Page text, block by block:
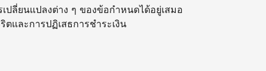
ปลี่ยนแปลงต่าง ๆ ของข้อกำหนดได้อยู่เสมอ
ตและการปฏิเสธการชำระเงิน